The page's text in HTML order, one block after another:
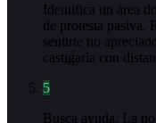
Identifica un área
de protesta pasiva.
sentirte no
castigarla con
5
Busca ayuda. La